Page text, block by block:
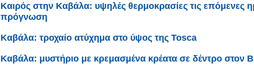
Καιρός στην Καβάλα: υψηλές θερμοκρασίες τις επόμενες
πρόγνωση
Καβάλα: τροχαίο ατύχημα στο ύψος της Tosca
Καβάλα: μυστήριο με κρεμασμένα κρέατα σε δέντρο στον